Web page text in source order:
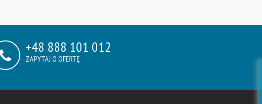
+48 888 101 012
ZAPYTAJ O OFERTĘ